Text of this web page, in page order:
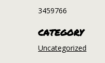
3459766
CATEGORY
Uncategorized